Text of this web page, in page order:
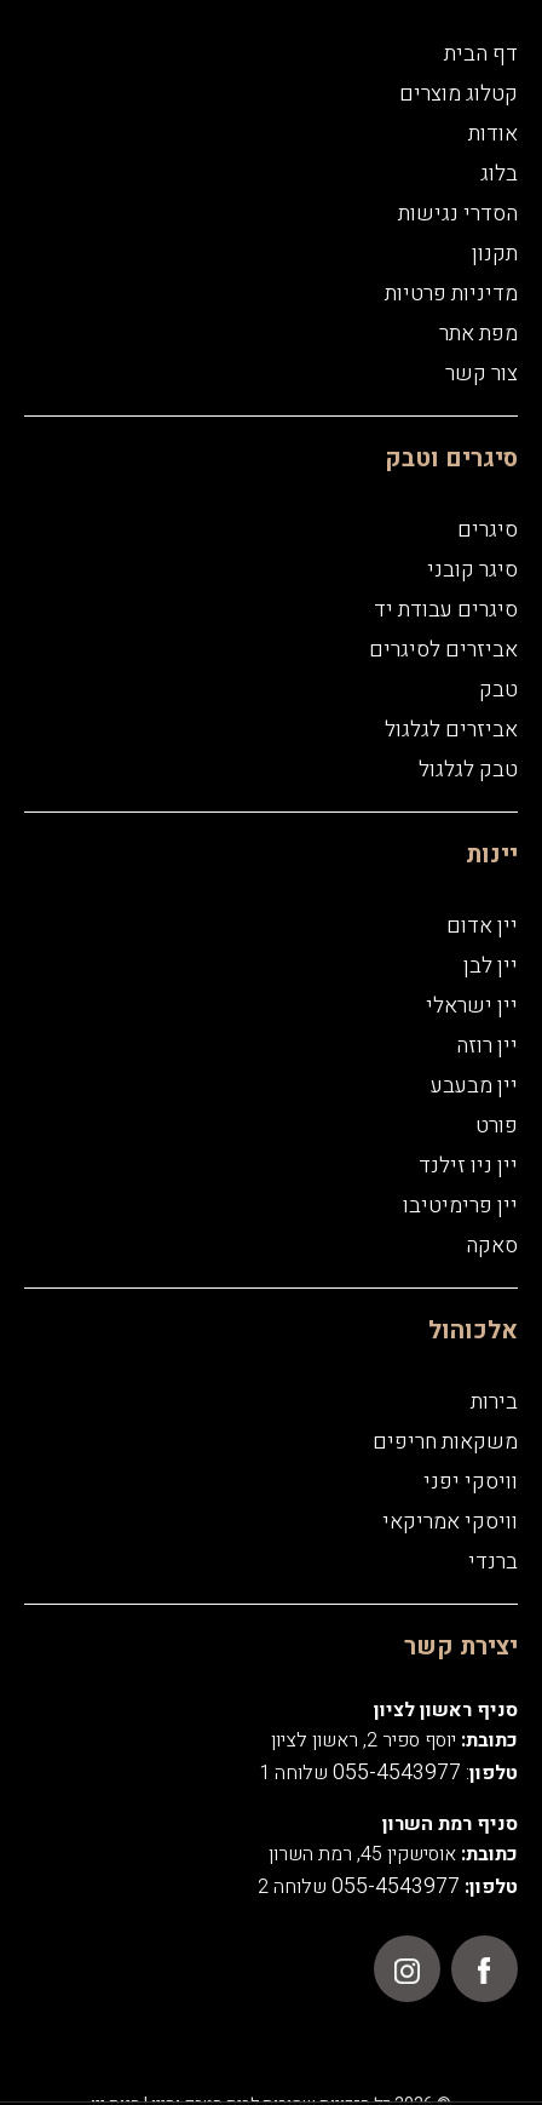
דף הבית
קטלוג מוצרים
אודות
בלוג
הסדרי נגישות
תקנון
מדיניות פרטיות
מפת אתר
צור קשר
סיגרים וטבק
סיגרים
סיגר קובני
סיגרים עבודת יד
אביזרים לסיגרים
טבק
אביזרים לגלגול
טבק לגלגול
יינות
יין אדום
יין לבן
יין ישראלי
יין רוזה
יין מבעבע
פורט
יין ניו זילנד
יין פרימיטיבו
סאקה
אלכוהול
בירות
משקאות חריפים
וויסקי יפני
וויסקי אמריקאי
ברנדי
יצירת קשר
סניף ראשון לציון
כתובת: יוסף ספיר 2, ראשון לציון
טלפון:
055-4543977 שלוחה 1
סניף רמת השרון
כתובת: אוסישקין 45, רמת השרון
טלפון: 055-4543977 שלוחה 2